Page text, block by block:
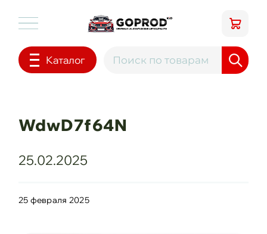
Каталог
WdwD7f64N
25.02.2025
25 февраля 2025